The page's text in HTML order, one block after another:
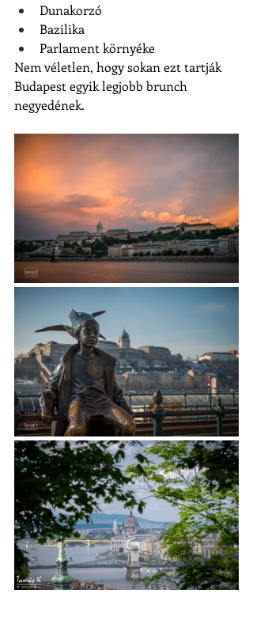
Dunakorzó
Bazilika
Parlament környéke
Nem véletlen, hogy sokan ezt tartják
Budapest egyik legjobb brunch
negyedének.